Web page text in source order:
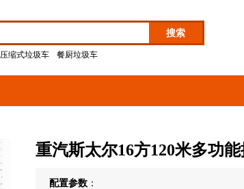
压缩式垃圾车 餐厨垃圾车
重汽斯太尔16方120米多功
配置参数 ：